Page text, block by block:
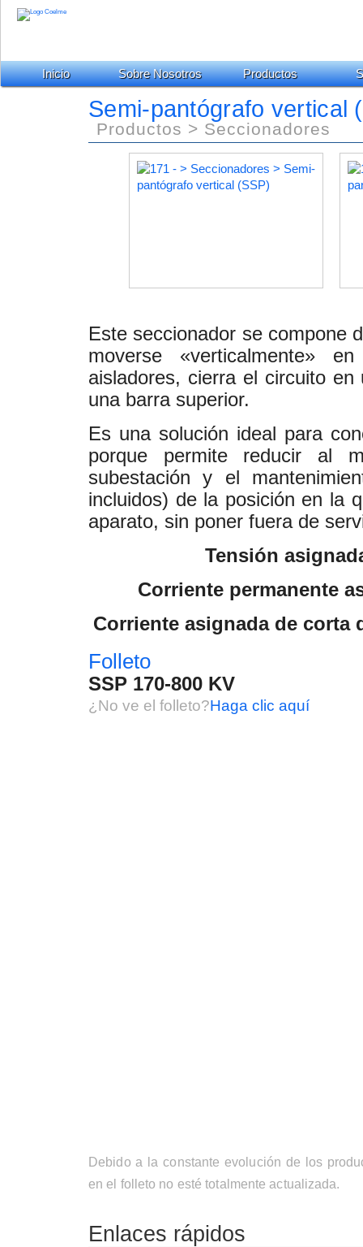
Inicio Sobre Nosotros Productos
Semi-pantógrafo vertical (
Productos > Seccionadores
Este seccionador se compone
moverse «verticalmente»
aisladores, cierra el circuito
una barra superior.
Es una solución ideal para
porque permite reducir al
subestación y el
incluidos) de la posición en la
aparato, sin poner fuera de
Tensión
Corriente permanente
Corriente asignada de corta
Folleto
SSP 170-800 KV
¿No ve el folleto?Haga clic aquí
Debido a la constante evolución de los
en el folleto no esté totalmente actualizada.
Enlaces rápidos